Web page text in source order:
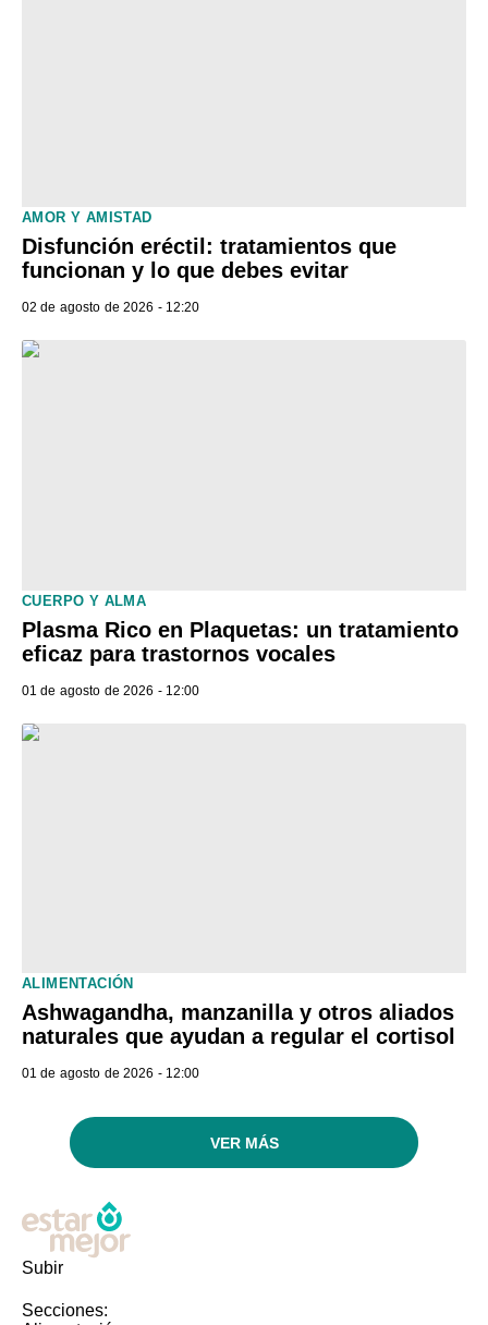
AMOR Y AMISTAD
Disfunción eréctil: tratamientos que
funcionan y lo que debes evitar
02 de agosto de 2026 - 12:20
CUERPO Y ALMA
Plasma Rico en Plaquetas: un tratamiento
eficaz para trastornos vocales
01 de agosto de 2026 - 12:00
ALIMENTACIÓN
Ashwagandha, manzanilla y otros aliados
naturales que ayudan a regular el cortisol
01 de agosto de 2026 - 12:00
VER MÁS
Subir
Secciones: